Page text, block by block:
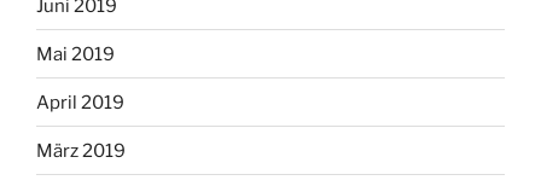
Juni 2019
Mai 2019
April 2019
März 2019